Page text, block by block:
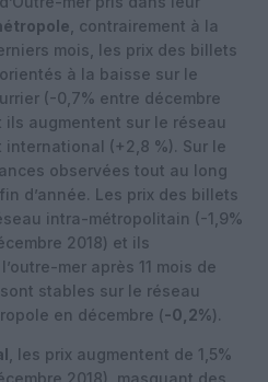
, contrairement à la
mois, les prix des billets
à la baisse sur le
(-0,7% entre décembre
ils augmentent sur le réseau
(+2,8 %). Sur le
observées tout au long
d’année. Les prix des billets
intra-métropolitain (-1,9%
2018) et ils
mer après 11 mois de
stables sur le réseau
en décembre (-0,2%).
, les prix augmentent de 1,5%
2018), masquant des